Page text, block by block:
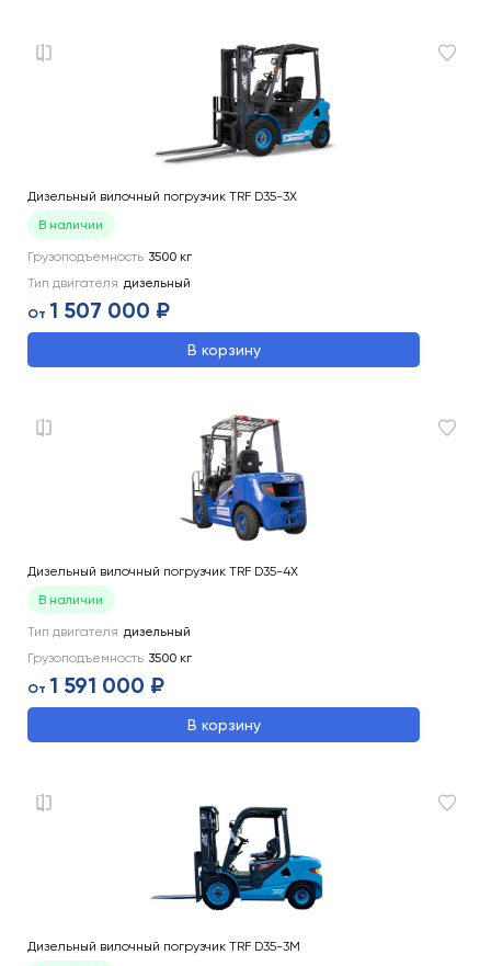
Дизельный вилочный погрузчик TRF D35-3X
В наличии
Грузоподъемность 3500 кг
Тип двигателя дизельный
От 1 507 000 ₽
В корзину
Дизельный вилочный погрузчик TRF D35-4X
В наличии
Тип двигателя дизельный
Грузоподъемность 3500 кг
От 1 591 000 ₽
В корзину
Дизельный вилочный погрузчик TRF D35-3M